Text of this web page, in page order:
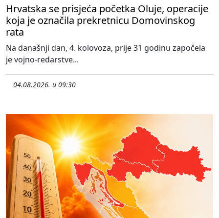
Hrvatska se prisjeća početka Oluje, operacije
koja je označila prekretnicu Domovinskog
rata
Na današnji dan, 4. kolovoza, prije 31 godinu započela
je vojno-redarstve...
04.08.2026. u 09:30